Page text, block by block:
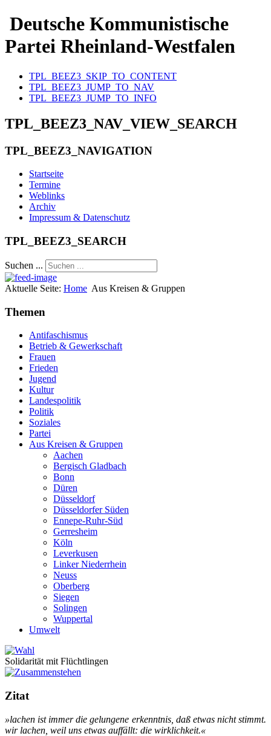
Deutsche Kommunistische
Partei Rheinland-Westfalen
TPL_BEEZ3_SKIP_TO_CONTENT
TPL_BEEZ3_JUMP_TO_NAV
TPL_BEEZ3_JUMP_TO_INFO
TPL_BEEZ3_NAV_VIEW_SEARCH
TPL_BEEZ3_NAVIGATION
Startseite
Termine
Weblinks
Archiv
Impressum & Datenschutz
TPL_BEEZ3_SEARCH
Suchen ...
Aktuelle Seite: Home Aus Kreisen & Gruppen
Themen
Antifaschismus
Betrieb & Gewerkschaft
Frauen
Frieden
Jugend
Kultur
Landespolitik
Politik
Soziales
Partei
Aus Kreisen & Gruppen
Aachen
Bergisch Gladbach
Bonn
Düren
Düsseldorf
Düsseldorfer Süden
Ennepe-Ruhr-Süd
Gerresheim
Köln
Leverkusen
Linker Niederrhein
Neuss
Oberberg
Siegen
Solingen
Wuppertal
Umwelt
Solidarität mit Flüchtlingen
Zitat
»la­chen ist im­mer die ge­lun­ge­ne er­kennt­nis, daß et­was nicht stimmt.
wir la­chen, weil uns et­was auf­fällt: die wirk­lich­keit.«